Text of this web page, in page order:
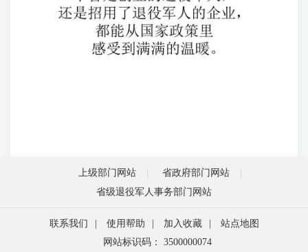
上级部门网站
省政府部门网站
省级退役军人事务部门网站
联系我们 | 使用帮助 | 加入收藏 |
站点地图
网站标识码： 3500000074